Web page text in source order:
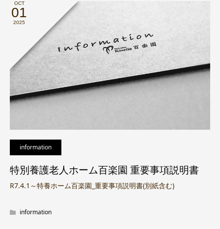
OCT
01
2025
information
特別養護老人ホーム百楽園 重要事項説明書
R7.4.1～特養ホーム百楽園_重要事項説明書(別紙含む)
information